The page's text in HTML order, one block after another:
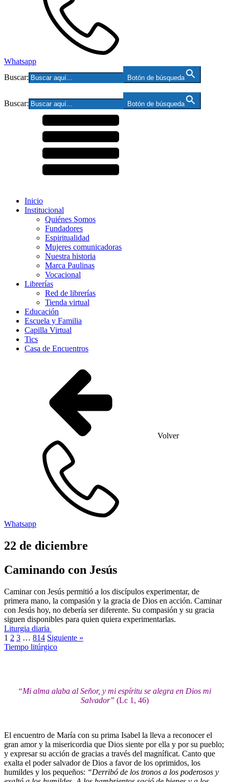
Whatsapp
Buscar:
Botón de búsqueda
Buscar: Botón de búsqueda
Inicio
Institucional
Quiénes Somos
Fundadores
Espiritualidad
Mujeres comunicadoras
Nuestra historia
Marca Paulinas
Vocacional
Librerías
Red de librerías
Tienda virtual
Educación
Escuela y Familia
Capilla Virtual
Tics
Casa de Encuentros
Volver
Whatsapp
22 de diciembre
Caminando con Jesús
Caminar con Jesús permitió a los discípulos experimentar, de
primera mano, la compasión y la gracia de Dios en acción. Caminar
con Jesús hoy, no debería ser diferente. Su compasión y su gracia
siguen disponibles para quien quiera experimentarlas.
Liturgia diaria
1 2 3 … 814 Siguiente »
Tiempo litúrgico
“Mi alma alaba al Señor, y mi espíritu se alegra en Dios mi
Salvador” (Lc 1, 46)
El encuentro de María con su prima Isabel la lleva a reconocer el
gran amor y la misericordia que Dios siente por ella y por su pueblo;
y expresar su acción de gracias a través del magníficat. Canto que
exalta el poder salvador de Dios a favor de los oprimidos, los
humildes y los pequeños: “Derribó de los tronos a los poderosos y